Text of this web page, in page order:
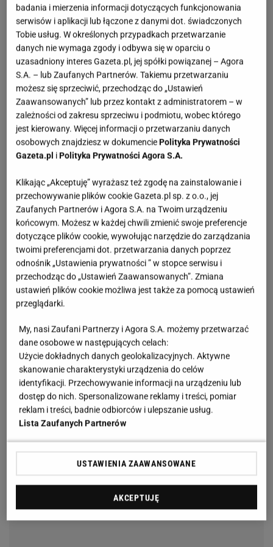
badania i mierzenia informacji dotyczących funkcjonowania
serwisów i aplikacji lub łączone z danymi dot. świadczonych
Tobie usług. W określonych przypadkach przetwarzanie
danych nie wymaga zgody i odbywa się w oparciu o
uzasadniony interes Gazeta.pl, jej spółki powiązanej – Agora
S.A. – lub Zaufanych Partnerów. Takiemu przetwarzaniu
możesz się sprzeciwić, przechodząc do „Ustawień
Zaawansowanych” lub przez kontakt z administratorem – w
zależności od zakresu sprzeciwu i podmiotu, wobec którego
jest kierowany. Więcej informacji o przetwarzaniu danych
osobowych znajdziesz w dokumencie Polityka Prywatności
Gazeta.pl i Polityka Prywatności Agora S.A.
Klikając „Akceptuję” wyrażasz też zgodę na zainstalowanie i
przechowywanie plików cookie Gazeta.pl sp. z o.o., jej
Zaufanych Partnerów i Agora S.A. na Twoim urządzeniu
końcowym. Możesz w każdej chwili zmienić swoje preferencje
dotyczące plików cookie, wywołując narzędzie do zarządzania
twoimi preferencjami dot. przetwarzania danych poprzez
odnośnik „Ustawienia prywatności ” w stopce serwisu i
przechodząc do „Ustawień Zaawansowanych”. Zmiana
ustawień plików cookie możliwa jest także za pomocą ustawień
przeglądarki.
My, nasi Zaufani Partnerzy i Agora S.A. możemy przetwarzać
dane osobowe w następujących celach:
Użycie dokładnych danych geolokalizacyjnych. Aktywne
skanowanie charakterystyki urządzenia do celów
identyfikacji. Przechowywanie informacji na urządzeniu lub
dostęp do nich. Spersonalizowane reklamy i treści, pomiar
reklam i treści, badnie odbiorców i ulepszanie usług.
Lista Zaufanych Partnerów
USTAWIENIA ZAAWANSOWANE
AKCEPTUJĘ